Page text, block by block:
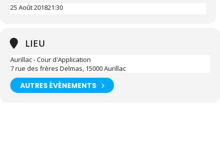
25 Août 201821:30
LIEU
Aurillac - Cour d'Application
7 rue des frères Delmas, 15000 Aurillac
AUTRES ÉVÈNEMENTS